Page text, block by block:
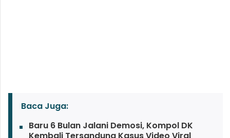
Baca Juga:
Baru 6 Bulan Jalani Demosi, Kompol DK